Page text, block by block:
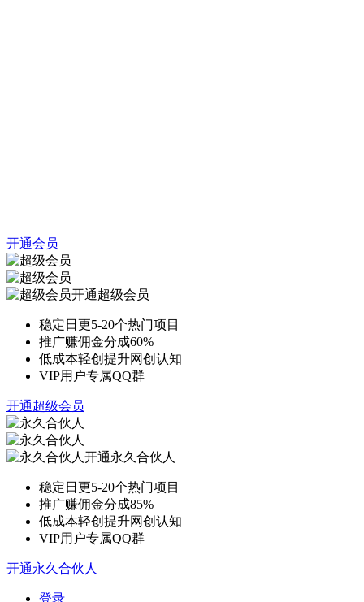
开通会员
开通超级会员
稳定日更5-20个热门项目
推广赚佣金分成60%
低成本轻创提升网创认知
VIP用户专属QQ群
开通超级会员
开通永久合伙人
稳定日更5-20个热门项目
推广赚佣金分成85%
低成本轻创提升网创认知
VIP用户专属QQ群
开通永久合伙人
登录